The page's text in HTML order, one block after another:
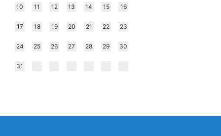
10 11 12 13 14 15 16
17 18 19 20 21 22 23
24 25 26 27 28 29 30
31